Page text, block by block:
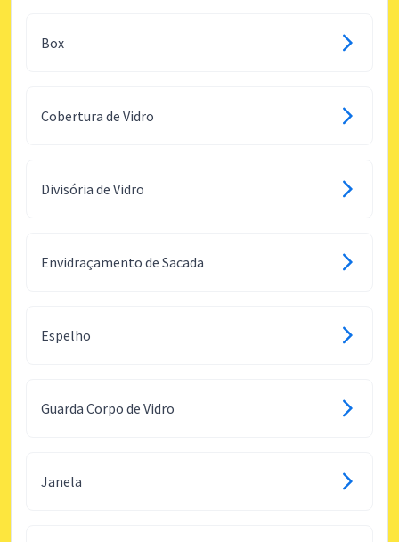
Box
Cobertura de Vidro
Divisória de Vidro
Envidraçamento de Sacada
Espelho
Guarda Corpo de Vidro
Janela